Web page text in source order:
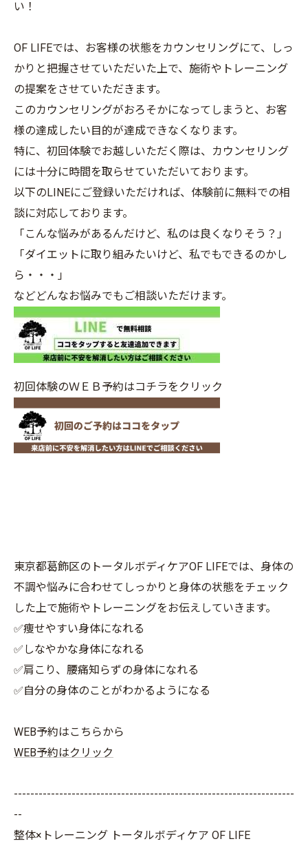
い！
OF LIFEでは、お客様の状態をカウンセリングにて、しっ
かりと把握させていただいた上で、施術やトレーニング
の提案をさせていただきます。
このカウンセリングがおろそかになってしまうと、お客
様の達成したい目的が達成できなくなります。
特に、初回体験でお越しいただく際は、カウンセリング
には十分に時間を取らせていただいております。
以下のLINEにご登録いただければ、体験前に無料での相
談に対応しております。
「こんな悩みがあるんだけど、私のは良くなりそう？」
「ダイエットに取り組みたいけど、私でもできるのかし
ら・・・」
などどんなお悩みでもご相談いただけます。
初回体験のＷＥＢ予約はコチラをクリック
東京都葛飾区のトータルボディケアOF LIFEでは、身体の
不調や悩みに合わせてしっかりと身体の状態をチェック
した上で施術やトレーニングをお伝えしていきます。
✅痩せやすい身体になれる
✅しなやかな身体になれる
✅肩こり、腰痛知らずの身体になれる
✅自分の身体のことがわかるようになる
WEB予約はこちらから
WEB予約はクリック
--------------------------------------------------------------------
--
整体×トレーニング トータルボディケア OF LIFE